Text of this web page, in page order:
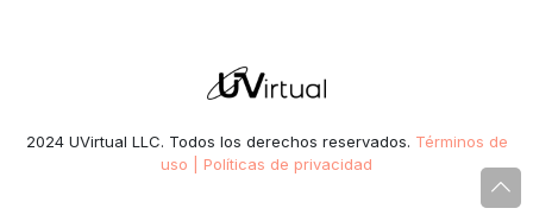
2024 UVirtual LLC. Todos los derechos reservados. Términos de
uso | Políticas de privacidad